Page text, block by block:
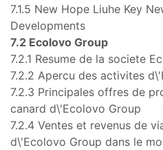
7.1.5 New Hope Liuhe Key
Developments
7.2 Ecolovo Group
7.2.1 Resume de la societe
7.2.2 Apercu des activites
7.2.3 Principales offres de
canard d\'Ecolovo Group
7.2.4 Ventes et revenus de
d\'Ecolovo Group dans le